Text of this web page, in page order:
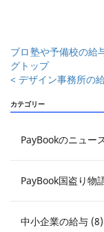
塾や予備校の給
ブロ
グトップ
< デザイン事務所の
カテゴリー
PayBookのニュー
PayBook国盗り物
中小企業の給与 (8)